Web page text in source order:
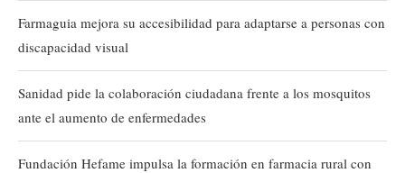
Farmaguia mejora su accesibilidad para adaptarse a personas con
discapacidad visual
Sanidad pide la colaboración ciudadana frente a los mosquitos
ante el aumento de enfermedades
Fundación Hefame impulsa la formación en farmacia rural con